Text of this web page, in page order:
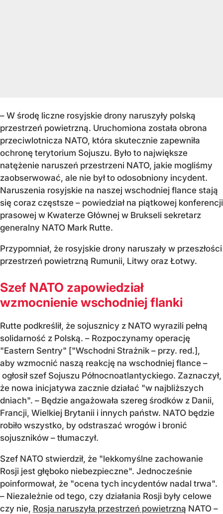
– W środę liczne rosyjskie drony naruszyły polską
przestrzeń powietrzną. Uruchomiona została obrona
przeciwlotnicza NATO, która skutecznie zapewniła
ochronę terytorium Sojuszu. Było to największe
natężenie naruszeń przestrzeni NATO, jakie mogliśmy
zaobserwować, ale nie był to odosobniony incydent.
Naruszenia rosyjskie na naszej wschodniej flance stają
się coraz częstsze – powiedział na piątkowej konferencji
prasowej w Kwaterze Głównej w Brukseli sekretarz
generalny NATO Mark Rutte.
Przypomniał, że rosyjskie drony naruszały w przeszłości
przestrzeń powietrzną Rumunii, Litwy oraz Łotwy.
Szef NATO zapowiedział
wzmocnienie wschodniej flanki
Rutte podkreślił, że sojusznicy z NATO wyrazili pełną
solidarność z Polską. – Rozpoczynamy operację
"Eastern Sentry" ["Wschodni Strażnik – przy. red.],
aby wzmocnić naszą reakcję na wschodniej flance –
ogłosił szef Sojuszu Północnoatlantyckiego. Zaznaczył,
że nowa inicjatywa zacznie działać "w najbliższych
dniach". – Będzie angażowała szereg środków z Danii,
Francji, Wielkiej Brytanii i innych państw. NATO będzie
robiło wszystko, by odstraszać wrogów i bronić
sojuszników – tłumaczył.
Szef NATO stwierdził, że "lekkomyślne zachowanie
Rosji jest głęboko niebezpieczne". Jednocześnie
poinformował, że "ocena tych incydentów nadal trwa".
– Niezależnie od tego, czy działania Rosji były celowe
czy nie, Rosja naruszyła przestrzeń powietrzną NATO –